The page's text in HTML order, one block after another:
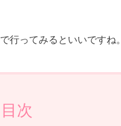
行ってみるといいですね。
目次